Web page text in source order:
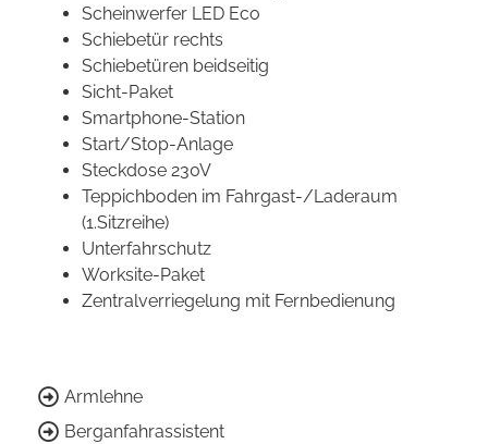
Scheinwerfer LED Eco
Schiebetür rechts
Schiebetüren beidseitig
Sicht-Paket
Smartphone-Station
Start/Stop-Anlage
Steckdose 230V
Teppichboden im Fahrgast-/Laderaum
(1.Sitzreihe)
Unterfahrschutz
Worksite-Paket
Zentralverriegelung mit Fernbedienung
Armlehne
Berganfahrassistent